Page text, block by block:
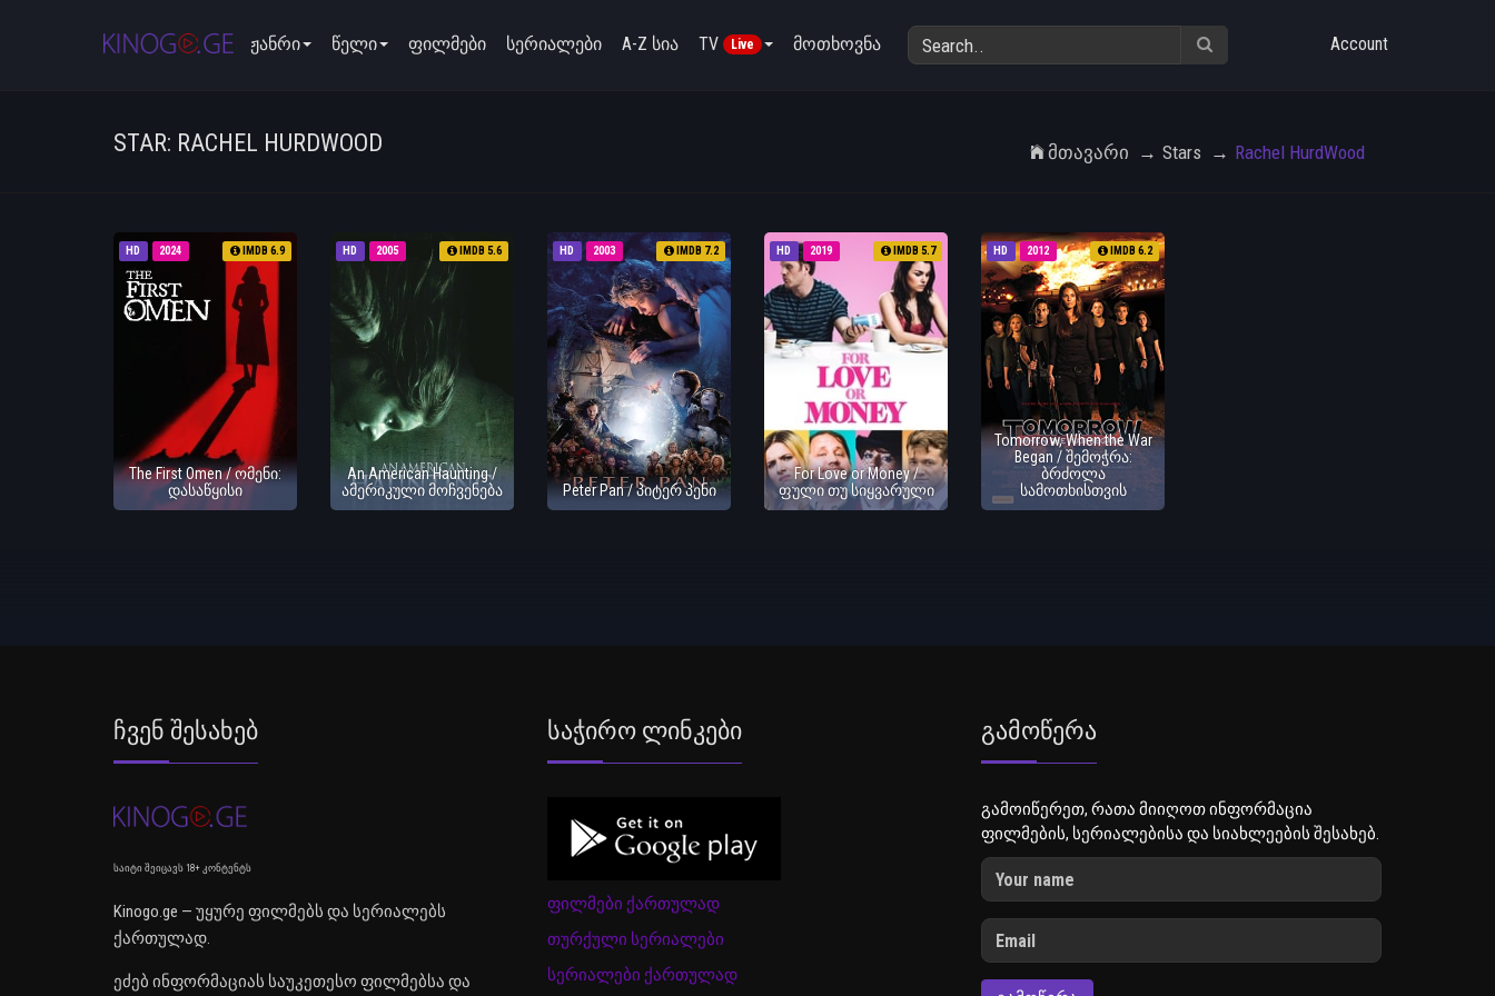
ჟანრი წელი ფილმები სერიალები A-Z სია TV Live მოთხოვნა Account
STAR: RACHEL HURDWOOD Მთავარი Stars Rachel HurdWood
HD 2024 IMDB 6.9
The First Omen / ომენი:
დასაწყისი
HD 2005 IMDB 5.6
An American Haunting /
ამერიკული მოჩვენება
HD 2003 IMDB 7.2
Peter Pan / პიტერ პენი
HD 2019 IMDB 5.7
For Love or Money /
ფული თუ სიყვარული
HD 2012 IMDB 6.2
Tomorrow, When the War
Began / შემოჭრა:
ბრძოლა
სამოთხისთვის
Ჩვენ Შესახებ
საიტი შეიცავს 18+ კონტენტს
Kinogo.ge — უყურე ფილმებს და სერიალებს
ქართულად.
ეძებ ინფორმაციას საუკეთესო ფილმებსა და
Საჭირო Ლინკები
ფილმები ქართულად
თურქული სერიალები
სერიალები ქართულად
Გამოწერა
გამოიწერეთ, რათა მიიღოთ ინფორმაცია
ფილმების, სერიალებისა და სიახლეების შესახებ.